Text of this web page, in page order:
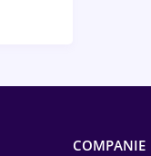
COMPANIE